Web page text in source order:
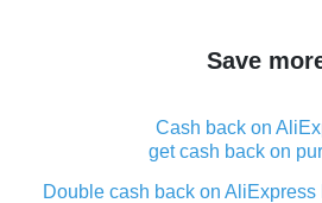
Save
Cash back on
get cash back on
Double cash back on